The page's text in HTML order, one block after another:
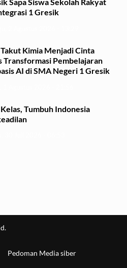
1 Gresik
Kimia Menjadi Cinta
Transformasi Pembelajaran
AI di SMA Negeri 1 Gresik
Tumbuh Indonesia
.
Pedoman Media siber